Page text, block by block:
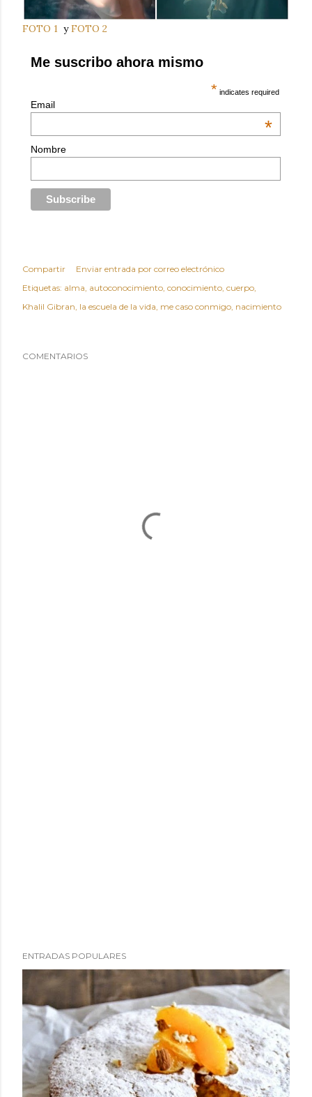
FOTO 1 yFOTO 2
Me suscribo ahora mismo
* indicates required
Email
*
Nombre
Compartir
Enviar entrada por correo electrónico
Etiquetas: alma autoconocimiento conocimiento cuerpo
Khalil Gibran la escuela de la vida me caso conmigo nacimiento
COMENTARIOS
ENTRADAS POPULARES